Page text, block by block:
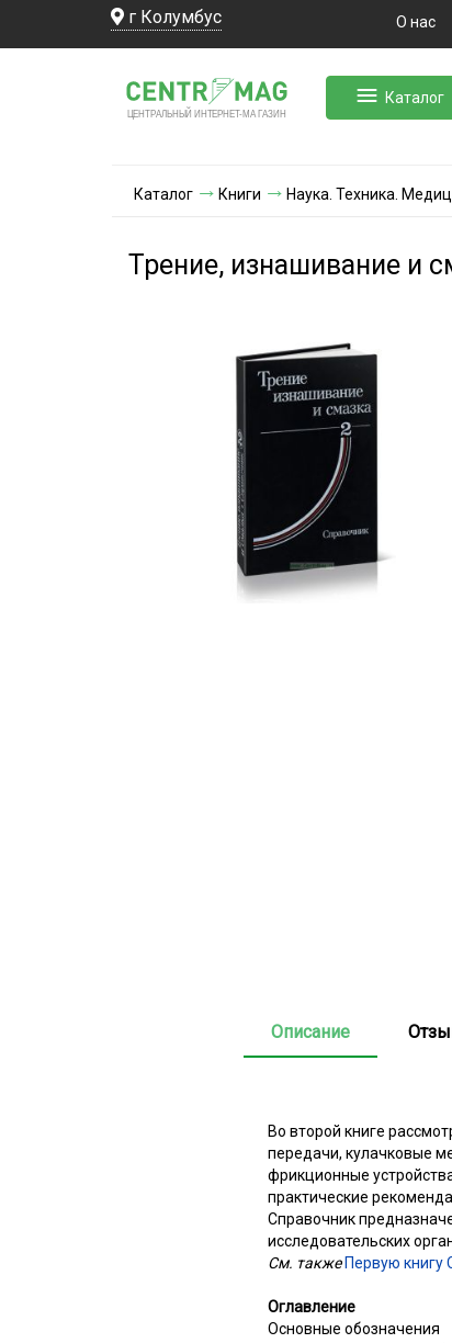
г Колумбус О нас
ЦЕНТРАЛЬНЫЙ ИНТЕРНЕТ-МА ГАЗИН
Каталог
Каталог Книги Наука. Техника.
Трение, изнашивание и
Описание
Во второй книге
передачи, кулачковые
фрикционные
практические
Справочник
исследовательских
См. такжеПервую книгу
Оглавление
Основные обозначения